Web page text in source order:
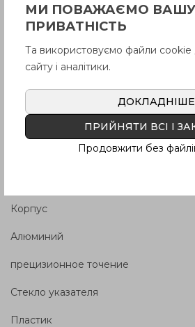
ХАРАКТЕРИСТИКИ
ТИПЫ
ТипA: с призматическим
14/18/24)
ТипB: без контрастного экрана
Корпус
Алюминий
прецизионное точение
Стекло указателя
Пластик
МИ ПОВАЖАЄМО ВАШУ
ПРИВАТНІСТЬ
Та використовуємо файли
сайту і аналітики.
ДОКЛАДНІШЕ
ПРИЙНЯТИ ВСІ І
Продовжити без